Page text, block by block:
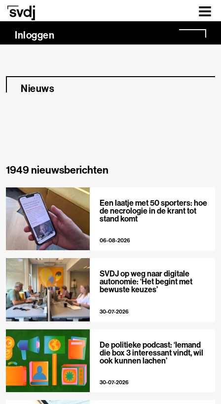
Naar hoofdinhoud
Inloggen
Nieuws
1949 nieuwsberichten
Een laatje met 50 sporters: hoe
de necrologie in de krant tot
stand komt
06-08-2026
SVDJ op weg naar digitale
autonomie: ‘Het begint met
bewuste keuzes’
30-07-2026
De politieke podcast: ‘Iemand
die box 3 interessant vindt, wil
ook kunnen lachen’
30-07-2026